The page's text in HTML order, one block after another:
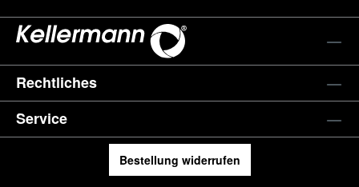
Rechtliches
Service
Bestellung widerrufen